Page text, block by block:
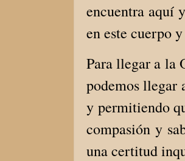
encuentra aquí
en este cuerpo
Para llegar a la
podemos llegar
y permitiendo
compasión y
una certitud